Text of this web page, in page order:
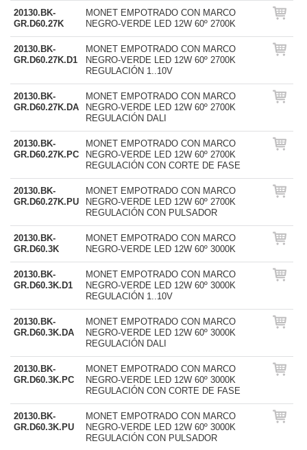
20130.BK-
GR.D60.27K
MONET EMPOTRADO CON MARCO
NEGRO-VERDE LED 12W 60º 2700K
20130.BK-
GR.D60.27K.D1
MONET EMPOTRADO CON MARCO
NEGRO-VERDE LED 12W 60º 2700K
REGULACIÓN 1..10V
20130.BK-
GR.D60.27K.DA
MONET EMPOTRADO CON MARCO
NEGRO-VERDE LED 12W 60º 2700K
REGULACIÓN DALI
20130.BK-
GR.D60.27K.PC
MONET EMPOTRADO CON MARCO
NEGRO-VERDE LED 12W 60º 2700K
REGULACIÓN CON CORTE DE FASE
20130.BK-
GR.D60.27K.PU
MONET EMPOTRADO CON MARCO
NEGRO-VERDE LED 12W 60º 2700K
REGULACIÓN CON PULSADOR
20130.BK-
GR.D60.3K
MONET EMPOTRADO CON MARCO
NEGRO-VERDE LED 12W 60º 3000K
20130.BK-
GR.D60.3K.D1
MONET EMPOTRADO CON MARCO
NEGRO-VERDE LED 12W 60º 3000K
REGULACIÓN 1..10V
20130.BK-
GR.D60.3K.DA
MONET EMPOTRADO CON MARCO
NEGRO-VERDE LED 12W 60º 3000K
REGULACIÓN DALI
20130.BK-
GR.D60.3K.PC
MONET EMPOTRADO CON MARCO
NEGRO-VERDE LED 12W 60º 3000K
REGULACIÓN CON CORTE DE FASE
20130.BK-
GR.D60.3K.PU
MONET EMPOTRADO CON MARCO
NEGRO-VERDE LED 12W 60º 3000K
REGULACIÓN CON PULSADOR